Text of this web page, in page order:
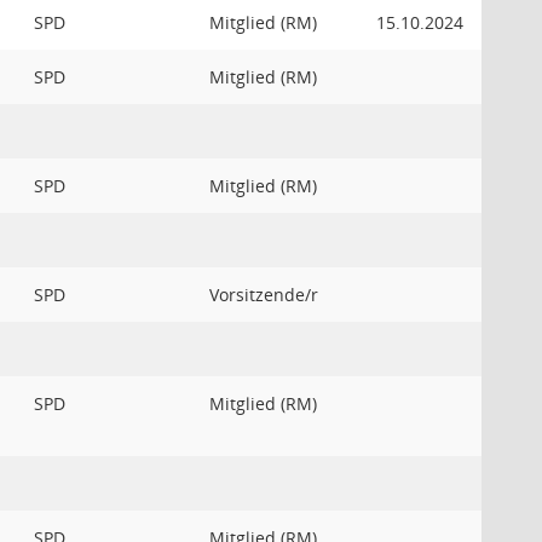
SPD Mitglied (RM) 15.10.2024
SPD Mitglied (RM)
SPD Mitglied (RM)
SPD Vorsitzende/r
SPD Mitglied (RM)